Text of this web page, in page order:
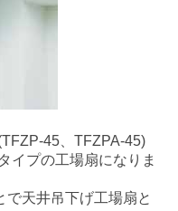
45、TFZPA-45)
イプの工場扇になりま
天井吊下げ工場扇と